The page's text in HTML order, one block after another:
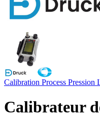
Calibration Process Pression
Calibrateur